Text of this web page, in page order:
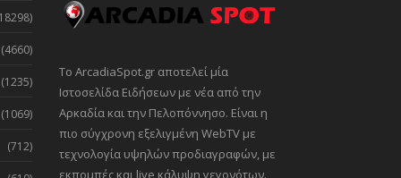
(4660)
(1235)
(1069)
(712)
Το ArcadiaSpot.gr αποτελεί μία
Ιστοσελίδα Ειδήσεων με νέα από την
Αρκαδία και την Πελοπόννησο. Είναι η
πιο σύγχρονη εξελιγμένη WebTV με
τεχνολογία υψηλών προδιαγραφών, με
εκπομπές και live κάλυψη γεγονότων.